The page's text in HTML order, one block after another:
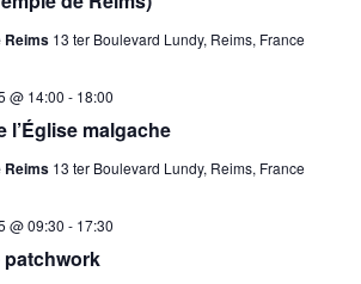
Reims 13 ter Boulevard Lundy, Reims, France
l’Église malgache
@ 14:00 - 18:00
Reims 13 ter Boulevard Lundy, Reims, France
@ 09:30 - 17:30